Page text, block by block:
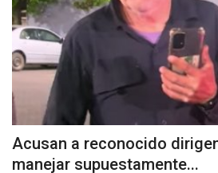
Policial
Tribunales
Deporte
Política
Espectáculos
Acusan a reconocido
manejar supuestamente...